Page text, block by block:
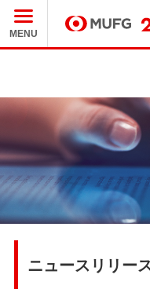
MENU
ニュースリリー